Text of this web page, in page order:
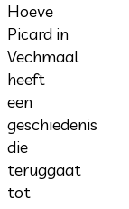
Hoeve
Picard in
Vechmaal
heeft
een
geschiedenis
die
teruggaat
tot